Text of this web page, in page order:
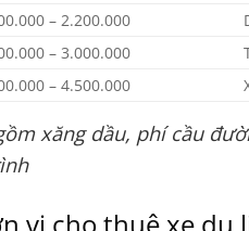
– 2.200.000
– 3.000.000
– 4.500.000
xăng dầu, phí cầu